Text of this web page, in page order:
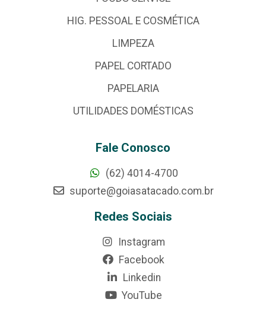
HIG. PESSOAL E COSMÉTICA
LIMPEZA
PAPEL CORTADO
PAPELARIA
UTILIDADES DOMÉSTICAS
Fale Conosco
(62) 4014-4700
suporte@goiasatacado.com.br
Redes Sociais
Instagram
Facebook
Linkedin
YouTube